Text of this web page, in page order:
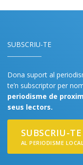
SUBSCRIU-TE
Dona suport al
te’n subscriptor per
periodisme de
seus lectors.
SUBSCRIU-
AL PERIODISME LOCAL